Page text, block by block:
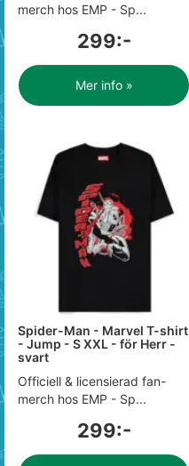
merch hos EMP - Sp...
299:-
Mer info »
Spider-Man - Marvel T-shirt
- Jump - S XXL - för Herr -
svart
Officiell & licensierad fan-
merch hos EMP - Sp...
299:-